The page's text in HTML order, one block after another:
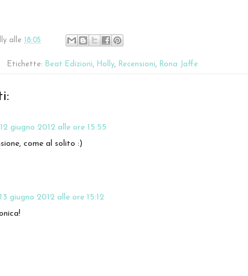
alle 18:05
Etichette: Beat Edizioni, Holly, Recensioni, Rona Jaffe
12 giugno 2012 alle ore 15:55
come al solito :)
13 giugno 2012 alle ore 15:12